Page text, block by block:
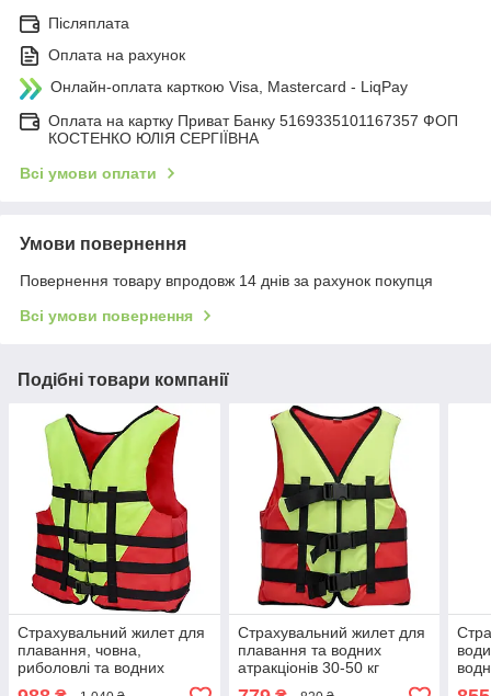
Післяплата
Оплата на рахунок
Онлайн-оплата карткою Visa, Mastercard - LiqPay
Оплата на картку Приват Банку 5169335101167357 ФОП
КОСТЕНКО ЮЛІЯ СЕРГІЇВНА
Всі умови оплати
Умови повернення
Повернення товару впродовж 14 днів за рахунок покупця
Всі умови повернення
Подібні товари компанії
Страхувальний жилет для
плавання, човна,
риболовлі та водних
розваг 70-90 кг червоно-
Страхувальний жилет для
плавання та водних
атракціонів 30-50 кг
червоно-жовтий